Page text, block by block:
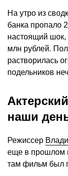
На утро из
банка пропало
настоящий шок,
млн рублей.
растворилась
подельников
наши
Режиссер
еще в прошлом
там фильм был